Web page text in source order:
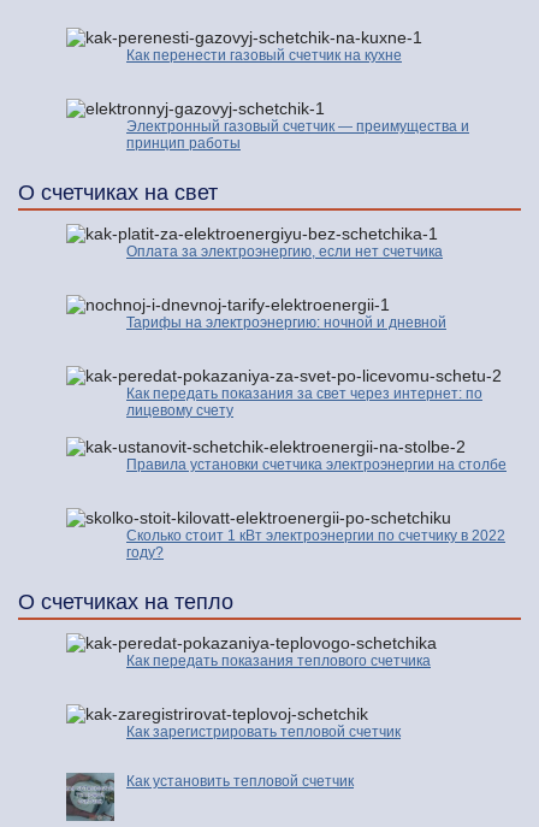
Как перенести газовый счетчик на кухне
Электронный газовый счетчик — преимущества и
принцип работы
О счетчиках на свет
Оплата за электроэнергию, если нет счетчика
Тарифы на электроэнергию: ночной и дневной
Как передать показания за свет через интернет: по
лицевому счету
Правила установки счетчика электроэнергии на столбе
Сколько стоит 1 кВт электроэнергии по счетчику в 2022
году?
О счетчиках на тепло
Как передать показания теплового счетчика
Как зарегистрировать тепловой счетчик
Как установить тепловой счетчик